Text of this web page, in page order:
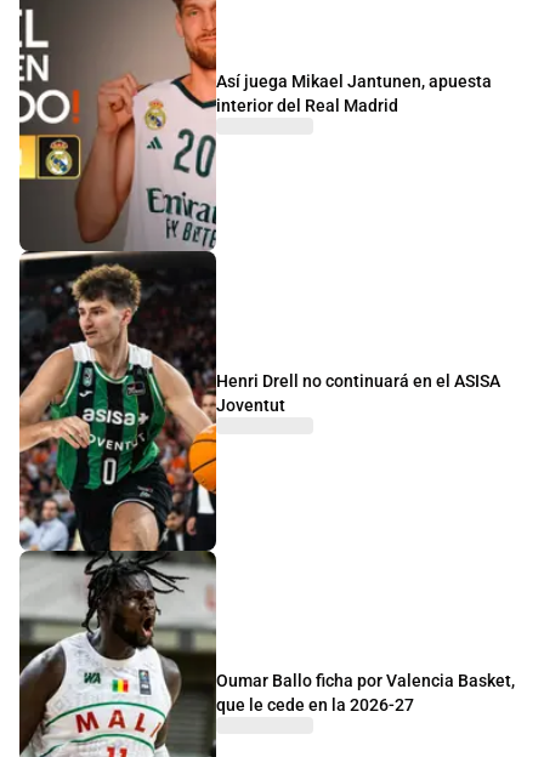
Así juega Mikael Jantunen, apuesta
interior del Real Madrid
Henri Drell no continuará en el ASISA
Joventut
Oumar Ballo ficha por Valencia Basket,
que le cede en la 2026-27